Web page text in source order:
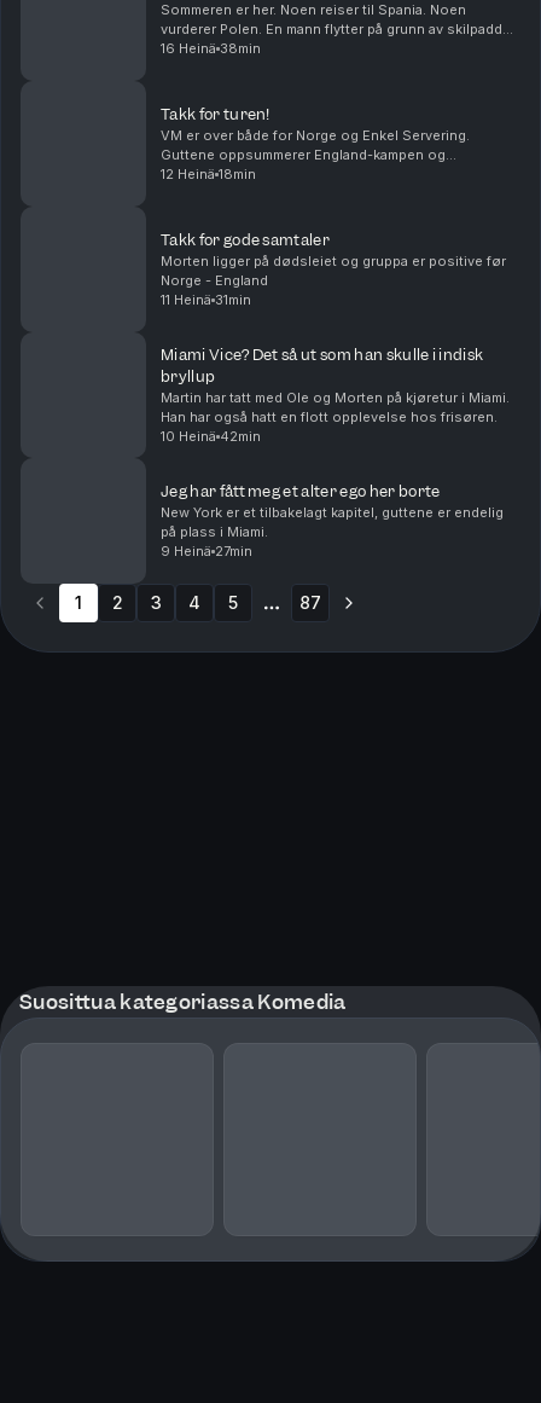
Sommeren er her. Noen reiser til Spania. Noen
vurderer Polen. En mann flytter på grunn av skilpadder.
Livet tar folk i forskjellige retninger.Middagstips:
16 Heinä 38min
Takk for turen!
VM er over både for Norge og Enkel Servering.
Guttene oppsummerer England-kampen og
mesterskapet. Takk for følget!
12 Heinä 18min
Takk for gode samtaler
Morten ligger på dødsleiet og gruppa er positive før
Norge - England
11 Heinä 31min
Miami Vice? Det så ut som han skulle i indisk
bryllup
Martin har tatt med Ole og Morten på kjøretur i Miami.
Han har også hatt en flott opplevelse hos frisøren.
10 Heinä 42min
Jeg har fått meg et alter ego her borte
New York er et tilbakelagt kapitel, guttene er endelig
på plass i Miami.
9 Heinä 27min
1 2 3 4 5 87
Suosittua kategoriassa Komedia